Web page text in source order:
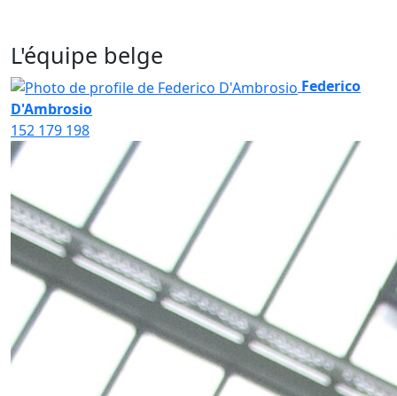
L'équipe belge
Federico
D'Ambrosio
152 179 198